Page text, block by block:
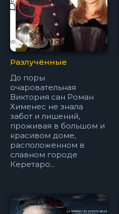
Разлучённые
До поры
очаровательная
Виктория сан Роман
Хименес не знала
забот и лишений,
проживая в большом и
красивом доме,
расположенном в
славном городе
Керетаро...